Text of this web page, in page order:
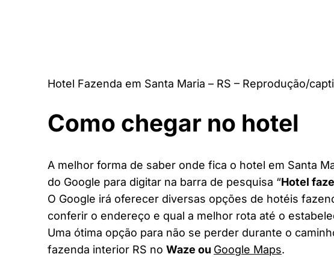
Hotel Fazenda em Santa Maria – RS – Reprodução/
Como chegar no hotel
A melhor forma de saber onde fica o hotel em Santa
do Google para digitar na barra de pesquisa “Hotel
O Google irá oferecer diversas opções de hotéis
conferir o endereço e qual a melhor rota até o
Uma ótima opção para não se perder durante o
fazenda interior RS no Waze ou Google Maps.